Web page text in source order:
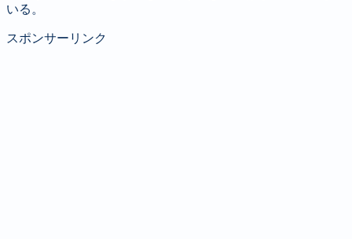
いる。
スポンサーリンク